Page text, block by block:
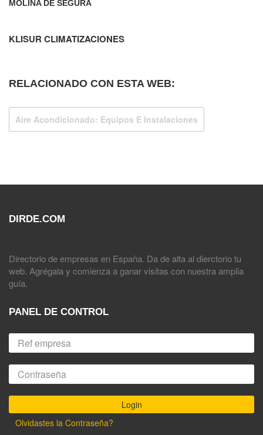
MOLINA DE SEGURA
KLISUR CLIMATIZACIONES
RELACIONADO CON ESTA WEB:
Aire Acondicionado: Equipos E Instalaciones
DIRDE.COM
Directorio de empresas en España. Da de alta al dierctorio tu
web. Agrégala y comienza a ganar visitas con nuestra amplia
guía.
PANEL DE CONTROL
Olvidastes la Contraseña?